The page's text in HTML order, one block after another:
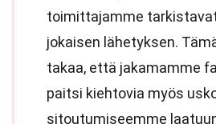
toimittajamme
jokaisen lähetyksen.
takaa, että jakamamme
paitsi kiehtovia myös
sitoutumiseemme